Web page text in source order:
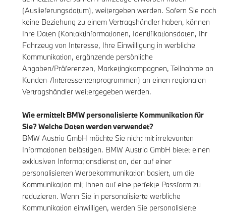
(Auslieferungsdatum), weitergeben werden. Sofern Sie noch
keine Beziehung zu einem Vertragshändler haben, können
Ihre Daten (Kontaktinformationen, Identifikationsdaten, Ihr
Fahrzeug von Interesse, Ihre Einwilligung in werbliche
Kommunikation, ergänzende persönliche
Angaben/Präferenzen, Marketingkampagnen, Teilnahme an
Kunden-/Interessentenprogrammen) an einen regionalen
Vertragshändler weitergegeben werden.
Wie ermittelt BMW personalisierte Kommunikation für
Sie? Welche Daten werden verwendet?
BMW Austria GmbH möchte Sie nicht mit irrelevanten
Informationen belästigen. BMW Austria GmbH bietet einen
exklusiven Informationsdienst an, der auf einer
personalisierten Werbekommunikation basiert, um die
Kommunikation mit Ihnen auf eine perfekte Passform zu
reduzieren. Wenn Sie in personalisierte werbliche
Kommunikation einwilligen, werden Sie personalisierte